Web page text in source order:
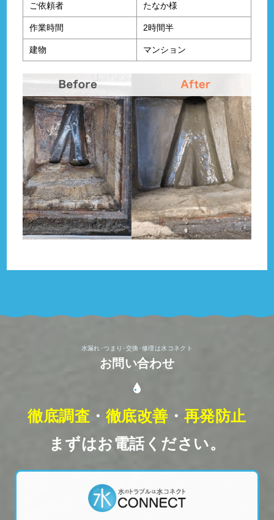
ご依頼者 たなか様
作業時間 2時間半
建物 マンション
水漏れ･つまり･交換･修理は水コネクト
お問い合わせ
徹底調査 ・ 徹底改善 ・ 再発防止
まずはお電話ください。